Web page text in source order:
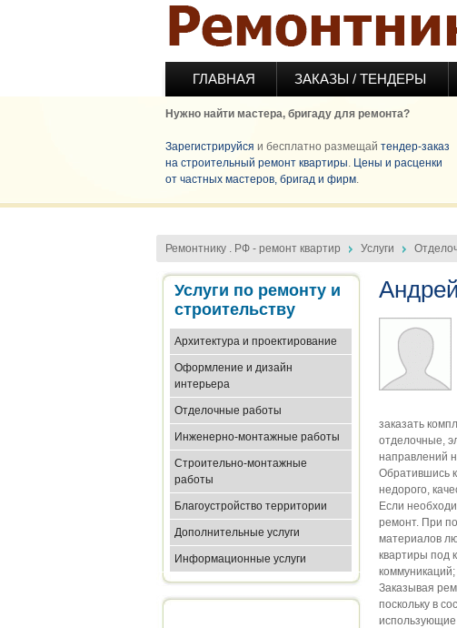
Перейти к основному содержанию
ГЛАВНАЯ ЗАКАЗЫ / ТЕНДЕРЫ
Нужно найти мастера, бригаду для ремонта?
Зарегистрируйся и бесплатно размещай тендер-заказ
на строительный ремонт квартиры. Цены и расценки
от частных мастеров, бригад и фирм.
Ремонтнику . РФ - ремонт квартир Услуги
Услуги по ремонту и
строительству
Архитектура и проектирование
Оформление и дизайн
интерьера
Отделочные работы
Инженерно-монтажные работы
Строительно-монтажные
работы
Благоустройство территории
Дополнительные услуги
Информационные услуги
заказать
отделочные,
направлений
Обратившись
недорого,
Если
ремонт. При
материалов
квартиры под
Заказывая
поскольку в